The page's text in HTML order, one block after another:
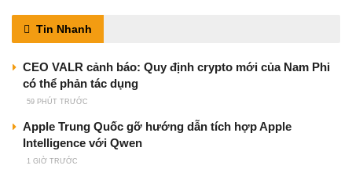
Tin Nhanh
CEO VALR cảnh báo: Quy định crypto mới của Nam Phi
có thể phản tác dụng
59 PHÚT TRƯỚC
Apple Trung Quốc gỡ hướng dẫn tích hợp Apple
Intelligence với Qwen
1 GIỜ TRƯỚC